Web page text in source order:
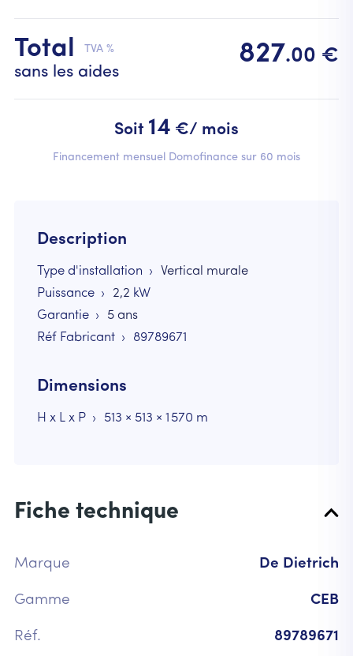
Description
Type d'installation
Vertical murale
Puissance
2,2 kW
Garantie
5 ans
Réf Fabricant
89789671
Dimensions
H x L x P 513 × 513 × 1 570 m
Fiche technique
Marque De Dietrich
Gamme CEB
Réf. 89789671
Total TVA %
sans les aides
827.00 €
Soit 14 €/ mois
Financement mensuel Domofinance sur 60 mois